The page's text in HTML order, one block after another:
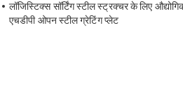
लॉजिस्टिक्स सॉर्टिंग स्टील स्ट्रक्चर के लिए
एचडीपी ओपन स्टील ग्रेटिंग प्लेट